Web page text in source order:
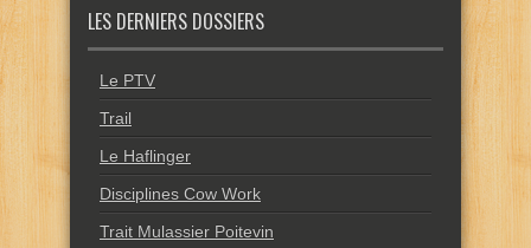
LES DERNIERS DOSSIERS
Le PTV
Trail
Le Haflinger
Disciplines Cow Work
Trait Mulassier Poitevin